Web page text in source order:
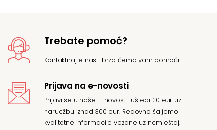
Trebate pomoć?
Kontaktirajte nas i brzo ćemo vam pomoći.
Prijava na e-novosti
Prijavi se u naše E-novost i uštedi 30 eur uz
narudžbu iznad 300 eur. Redovno šaljemo
kvalitetne informacije vezane uz namještaj.